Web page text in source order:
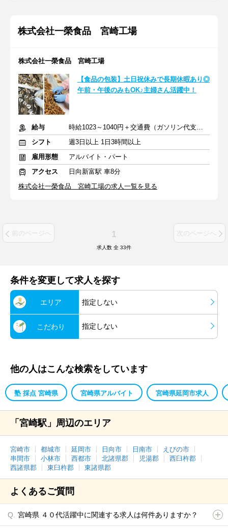
株式会社一榮食品 宮崎工場
株式会社一榮食品 宮崎工場
【食品の包装】土日祝休みで長期休暇あり◎
午前・午後のみもOK♪主婦さん活躍中！
給与
時給1023～1040円＋交通費（ガソリン代支給）
シフト
週3日以上 1日3時間以上
雇用形態
アルバイト・パート
アクセス
日向新富駅 車8分
株式会社一榮食品 宮崎工場の求人一覧を見る
前のページへ 1 次のページへ
求人数 全 33件
条件を変更して求人を探す
エリア 指定しない
こだわり 指定しない
他の人はこんな検索をしています
塾 採点 宮崎県 宮崎県アルバイト 宮崎県延岡市求人
「宮崎駅」周辺のエリア
宮崎市 都城市 延岡市 日向市 日南市
えびの市
串間市
小林市 西都市 北諸県郡 児湯郡
西臼杵郡
西諸県郡
東臼杵郡 東諸県郡
よくあるご質問
宮崎県 ４０代活躍中に関連する求人は何件ありますか？